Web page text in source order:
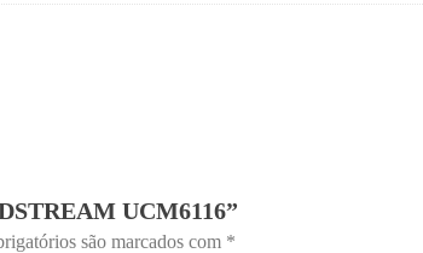
UCM6116”
são marcados com *